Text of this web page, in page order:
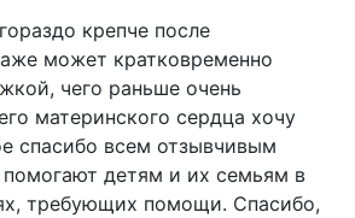
крепче после
может кратковременно
чего раньше очень
материнского сердца хочу
спасибо всем отзывчивым
детям и их семьям в
требующих помощи. Спасибо,